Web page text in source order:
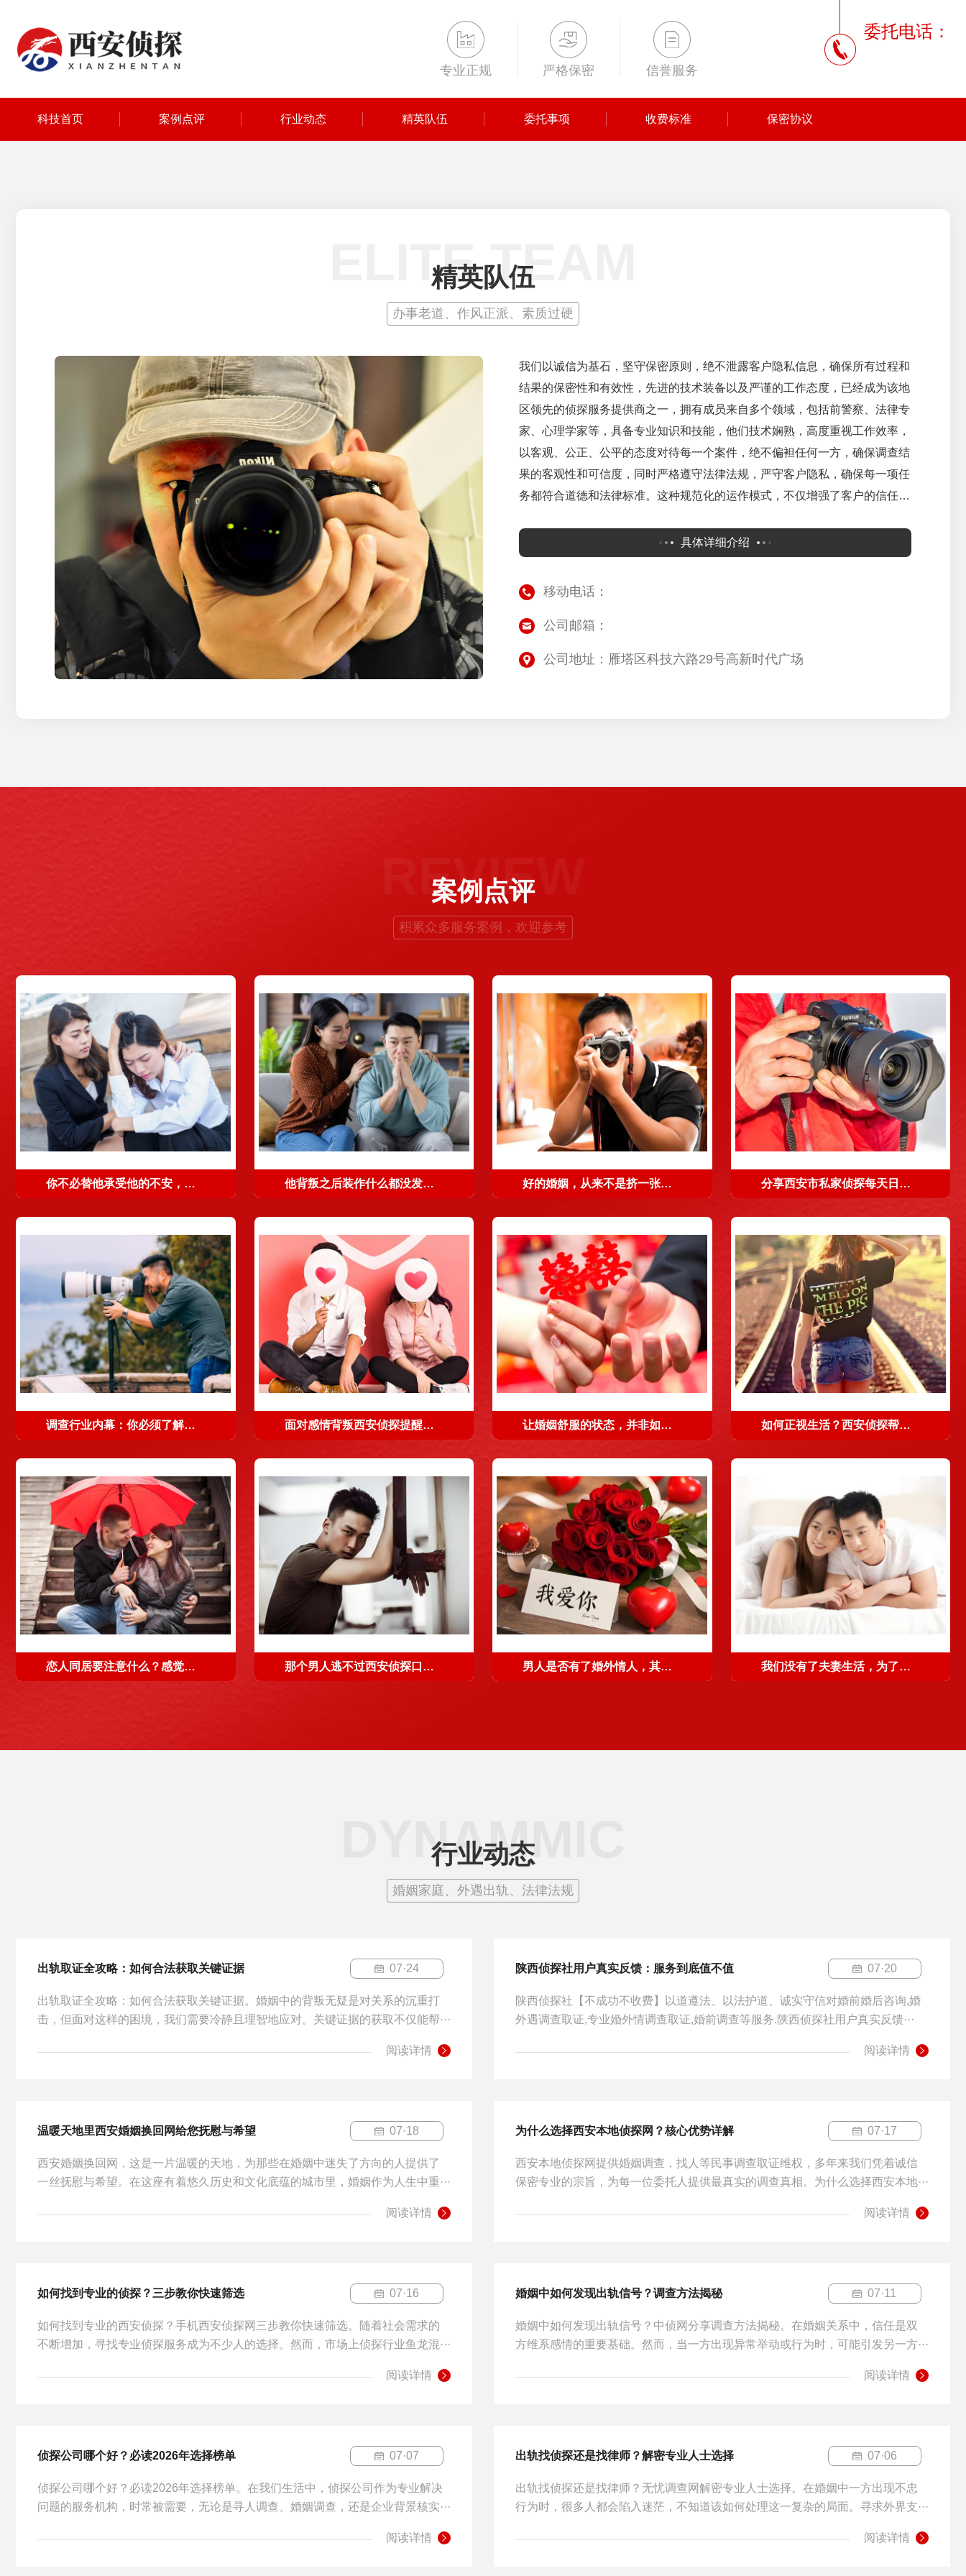
专业正规 严格保密 信誉服务
委托电话：
科技首页 案例点评 行业动态 精英队伍 委托事项 收费标准 保密协议
ELITE TEAM
精英队伍
办事老道、作风正派、素质过硬
我们以诚信为基石，坚守保密原则，绝不泄露客户隐私信息，确保所有过程和
结果的保密性和有效性，先进的技术装备以及严谨的工作态度，已经成为该地
区领先的侦探服务提供商之一，拥有成员来自多个领域，包括前警察、法律专
家、心理学家等，具备专业知识和技能，他们技术娴熟，高度重视工作效率，
以客观、公正、公平的态度对待每一个案件，绝不偏袒任何一方，确保调查结
果的客观性和可信度，同时严格遵守法律法规，严守客户隐私，确保每一项任
务都符合道德和法律标准。这种规范化的运作模式，不仅增强了客户的信任，
化服务流程，提升团队能力，以更优质的服务满足市场需求。一...
具体详细介绍
移动电话：
公司邮箱：
公司地址：雁塔区科技六路29号高新时代广场
REVIEW
案例点评
积累众多服务案例，欢迎参考
你不必替他承受他的不安，并对他尽全责 他背叛之后装作什么都没发生，这不是翻篇 好的婚姻，从来不是挤一张床来维持的 分享西安市私家侦探每天日常工作与挑战
调查行业内幕：你必须了解的圈内秘密 面对感情背叛西安侦探提醒要保护好自己 让婚姻舒服的状态，并非如胶似漆般的缠绵 如何正视生活？西安侦探帮你走出失败感情
恋人同居要注意什么？感觉爱情来了就要抓住 那个男人逃不过西安侦探口中的渣男定义 男人是否有了婚外情人，其实并不难判断 我们没有了夫妻生活，为了孩子没有离婚
DYNAMMIC
行业动态
婚姻家庭、外遇出轨、法律法规
出轨取证全攻略：如何合法获取关键证据 07·24
出轨取证全攻略：如何合法获取关键证据。婚姻中的背叛无疑是对关系的沉重打
击，但面对这样的困境，我们需要冷静且理智地应对。关键证据的获取不仅能帮···
阅读详情
陕西侦探社用户真实反馈：服务到底值不值 07·20
陕西侦探社【不成功不收费】以道遵法、以法护道、诚实守信对婚前婚后咨询,婚
外遇调查取证,专业婚外情调查取证,婚前调查等服务.陕西侦探社用户真实反馈···
阅读详情
温暖天地里西安婚姻换回网给您抚慰与希望 07·18
西安婚姻换回网，这是一片温暖的天地，为那些在婚姻中迷失了方向的人提供了
一丝抚慰与希望。在这座有着悠久历史和文化底蕴的城市里，婚姻作为人生中重···
阅读详情
为什么选择西安本地侦探网？核心优势详解 07·17
西安本地侦探网提供婚姻调查，找人等民事调查取证维权，多年来我们凭着诚信
保密专业的宗旨，为每一位委托人提供最真实的调查真相。为什么选择西安本地···
阅读详情
如何找到专业的侦探？三步教你快速筛选 07·16
如何找到专业的西安侦探？手机西安侦探网三步教你快速筛选。随着社会需求的
不断增加，寻找专业侦探服务成为不少人的选择。然而，市场上侦探行业鱼龙混···
阅读详情
婚姻中如何发现出轨信号？调查方法揭秘 07·11
婚姻中如何发现出轨信号？中侦网分享调查方法揭秘。在婚姻关系中，信任是双
方维系感情的重要基础。然而，当一方出现异常举动或行为时，可能引发另一方···
阅读详情
侦探公司哪个好？必读2026年选择榜单 07·07
侦探公司哪个好？必读2026年选择榜单。在我们生活中，侦探公司作为专业解决
问题的服务机构，时常被需要，无论是寻人调查、婚姻调查，还是企业背景核实···
阅读详情
出轨找侦探还是找律师？解密专业人士选择 07·06
出轨找侦探还是找律师？无忧调查网解密专业人士选择。在婚姻中一方出现不忠
行为时，很多人都会陷入迷茫，不知道该如何处理这一复杂的局面。寻求外界支···
阅读详情